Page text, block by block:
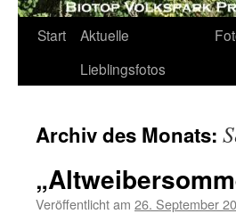
Start
Aktuelle
Lieblingsfotos
Archiv des Monats:
Veröffentlicht am 26. September